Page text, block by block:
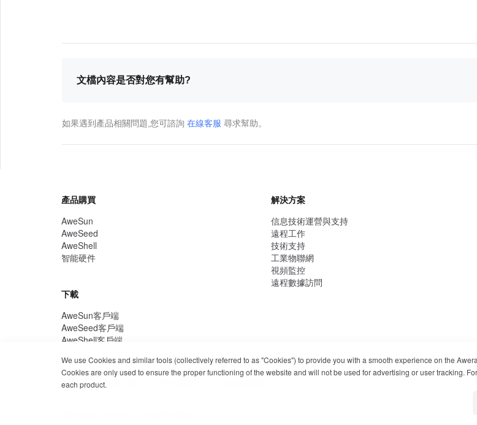
文檔內容是否對您有幫助?
如果遇到產品相關問題,您可諮詢 在線客服 尋求幫助。
產品購買
AweSun
AweSeed
AweShell
智能硬件
下載
AweSun客戶端
AweSeed客戶端
AweShell客戶端
解決方案
信息技術運營與支持
遠程工作
技術支持
工業物聯網
視頻監控
遠程數據訪問
隱私政策
We use Cookies and similar tools (collectively referred to as "Cookies") to provide you with a smooth experience on the
Cookies are only used to ensure the proper functioning of the website and will not be used for advertising or user tracking.
each product.